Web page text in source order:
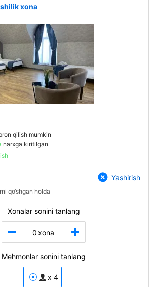
xona
qilish mumkin
narxga kiritilgan
qo‘shgan holda
Yashirish
Xonalar sonini tanlang
0 xona
Mehmonlar sonini tanlang
x 4